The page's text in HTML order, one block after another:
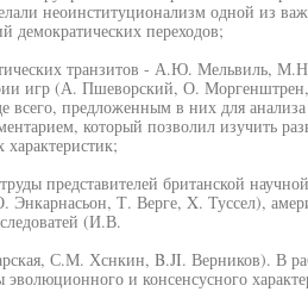
неоинституционализм одной из
демократических переходов;
транзитов - А.Ю. Мельвиль,
игр (А. Пшеворский, О.
предложенным в них для анализа
который позволил изучить
представителей британской
Т. Верге, X. Туссел),
(И.В.
С.М. Хснкин, B.JI. Верников). В
и консенсусного